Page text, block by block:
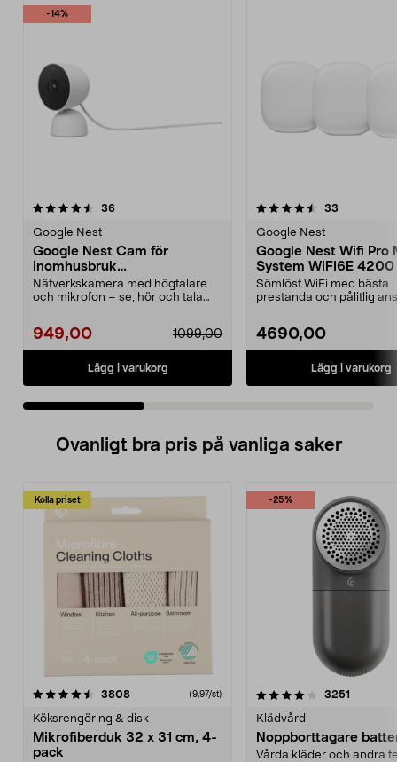
-14%
36recensioner
Google Nest
Google Nest Cam för
inomhusbruk
övervakningskamera
Nätverkskamera med högtalare
och mikrofon – se, hör och tala
949,00 1099,00
Lägg i varukorg
4.5 av 5 stjärnor 33
Google Nest
Google Nest Wifi Pro
System WiFI6E 4200
Sömlöst WiFi med bästa
prestanda och pålitlig
4690,00
Lägg i varukorg
5.0 av 5 stjärnor
Ovanligt bra pris på vanliga saker
Kolla priset
3808recensioner (9,97/st)
Köksrengöring & disk
Mikrofiberduk 32 x 31 cm, 4-
pack
-25%
4.0av 5 stjärnor 3251
Klädvård
Noppborttagare
Vårda kläder och andra
4.5av 5 stjärnor